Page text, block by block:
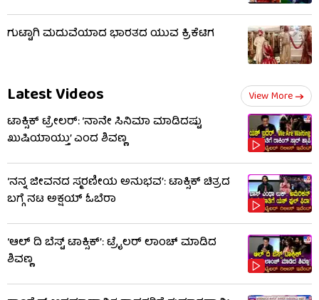
ಗುಟ್ಟಾಗಿ ಮದುವೆಯಾದ ಭಾರತದ ಯುವ ಕ್ರಿಕೆಟಿಗ
Latest Videos View More
ಟಾಕ್ಸಿಕ್ ಟ್ರೇಲರ್​: ‘ನಾನೇ ಸಿನಿಮಾ ಮಾಡಿದಷ್ಟು
ಖುಷಿಯಾಯ್ತು’ ಎಂದ ಶಿವಣ್ಣ
‘ನನ್ನ ಜೀವನದ ಸ್ಮರಣೀಯ ಅನುಭವ’: ಟಾಕ್ಸಿಕ್ ಚಿತ್ರದ
ಬಗ್ಗೆ ನಟ ಅಕ್ಷಯ್ ಓಬೆರಾ
‘ಆಲ್​ ದಿ ಬೆಸ್ಟ್​ ಟಾಕ್ಸಿಕ್’: ಟ್ರೈಲರ್​ ಲಾಂಚ್ ಮಾಡಿದ
ಶಿವಣ್ಣ